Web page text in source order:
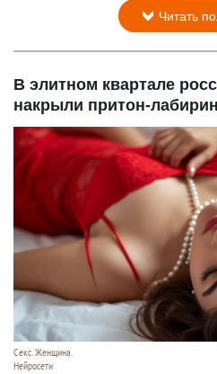
Читать
В элитном квартале
накрыли притон-
Секс. Женщина.
Нейросети